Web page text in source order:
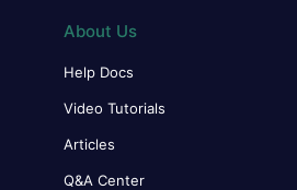
About Us
Help Docs
Video Tutorials
Articles
Q&A Center